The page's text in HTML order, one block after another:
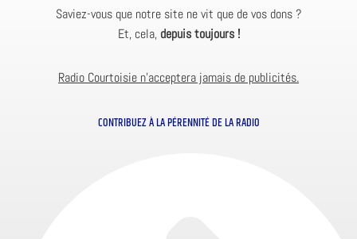
Saviez-vous que notre site ne vit que de vos dons ?
Et, cela, depuis toujours !
Radio Courtoisie n’acceptera jamais de publicités.
CONTRIBUEZ À LA PÉRENNITÉ DE LA RADIO